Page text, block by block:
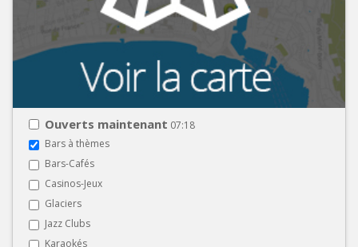
Ouverts maintenant 07:18
Bars à thèmes
Bars-Cafés
Casinos-Jeux
Glaciers
Jazz Clubs
Karaokés